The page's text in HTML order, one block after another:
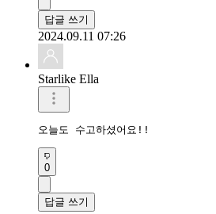
답글 쓰기
2024.09.11 07:26
Starlike Ella
오늘도 수고하셨어요!!
0
답글 쓰기